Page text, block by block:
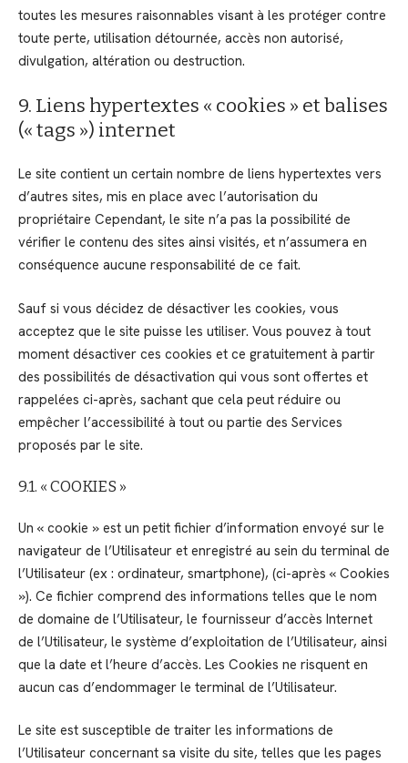
toutes les mesures raisonnables visant à les protéger contre
toute perte, utilisation détournée, accès non autorisé,
divulgation, altération ou destruction.
9. Liens hypertextes « cookies » et balises
(« tags ») internet
Le site contient un certain nombre de liens hypertextes vers
d’autres sites, mis en place avec l’autorisation du
propriétaire Cependant, le site n’a pas la possibilité de
vérifier le contenu des sites ainsi visités, et n’assumera en
conséquence aucune responsabilité de ce fait.
Sauf si vous décidez de désactiver les cookies, vous
acceptez que le site puisse les utiliser. Vous pouvez à tout
moment désactiver ces cookies et ce gratuitement à partir
des possibilités de désactivation qui vous sont offertes et
rappelées ci-après, sachant que cela peut réduire ou
empêcher l’accessibilité à tout ou partie des Services
proposés par le site.
9.1. « COOKIES »
Un « cookie » est un petit fichier d’information envoyé sur le
navigateur de l’Utilisateur et enregistré au sein du terminal de
l’Utilisateur (ex : ordinateur, smartphone), (ci-après « Cookies
»). Ce fichier comprend des informations telles que le nom
de domaine de l’Utilisateur, le fournisseur d’accès Internet
de l’Utilisateur, le système d’exploitation de l’Utilisateur, ainsi
que la date et l’heure d’accès. Les Cookies ne risquent en
aucun cas d’endommager le terminal de l’Utilisateur.
Le site est susceptible de traiter les informations de
l’Utilisateur concernant sa visite du site, telles que les pages